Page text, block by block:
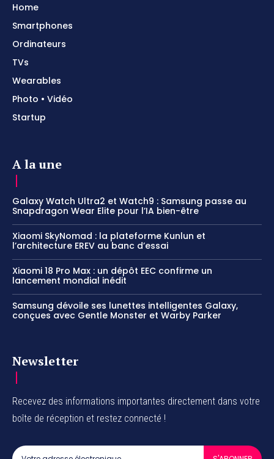
Home
Smartphones
Ordinateurs
TVs
Wearables
Photo • Vidéo
Startup
A la une
Galaxy Watch Ultra2 et Watch9 : Samsung passe au
Snapdragon Wear Elite pour l’IA bien-être
Xiaomi SkyNomad : la plateforme Kunlun et
l’architecture EREV au banc d’essai
Xiaomi 18 Pro Max : un dépôt EEC confirme un
lancement mondial inédit
Samsung dévoile ses lunettes intelligentes Galaxy,
conçues avec Gentle Monster et Warby Parker
Newsletter
Recevez des informations importantes directement dans votre
boîte de réception et restez connecté !